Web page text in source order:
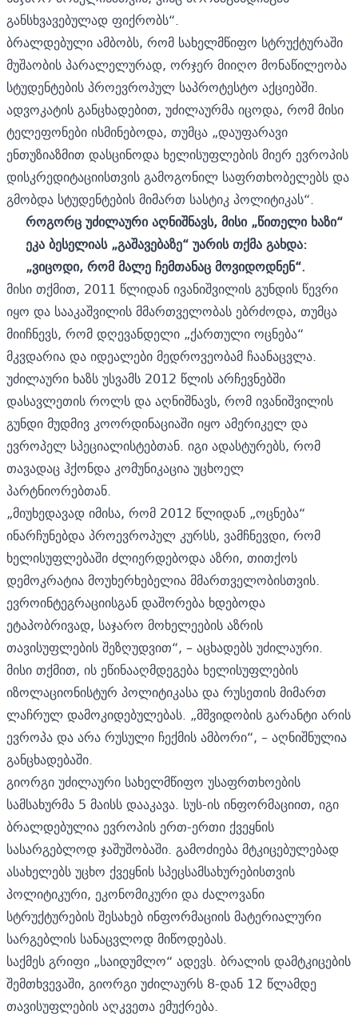
განსხვავებულად ფიქრობს“.
ბრალდებული ამბობს, რომ სახელმწიფო სტრუქტურაში
მუშაობის პარალელურად, ორჯერ მიიღო მონაწილეობა
სტუდენტების პროევროპულ საპროტესტო აქციებში.
ადვოკატის განცხადებით, უძილაურმა იცოდა, რომ მისი
ტელეფონები ისმინებოდა, თუმცა „დაუფარავი
ენთუზიაზმით დასცინოდა ხელისუფლების მიერ ევროპის
დისკრედიტაციისთვის გამოგონილ საფრთხობელებს და
გმობდა სტუდენტების მიმართ სასტიკ პოლიტიკას“.
როგორც უძილაური აღნიშნავს, მისი „წითელი ხაზი“
ეკა ბესელიას „გაშავებაზე“ უარის თქმა გახდა:
„ვიცოდი, რომ მალე ჩემთანაც მოვიდოდნენ“.
მისი თქმით, 2011 წლიდან ივანიშვილის გუნდის წევრი
იყო და სააკაშვილის მმართველობას ებრძოდა, თუმცა
მიიჩნევს, რომ დღევანდელი „ქართული ოცნება“
მკვდარია და იდეალები მედროვეობამ ჩაანაცვლა.
უძილაური ხაზს უსვამს 2012 წლის არჩევნებში
დასავლეთის როლს და აღნიშნავს, რომ ივანიშვილის
გუნდი მუდმივ კოორდინაციაში იყო ამერიკელ და
ევროპელ სპეციალისტებთან. იგი ადასტურებს, რომ
თავადაც ჰქონდა კომუნიკაცია უცხოელ
პარტნიორებთან.
„მიუხედავად იმისა, რომ 2012 წლიდან „ოცნება“
ინარჩუნებდა პროევროპულ კურსს, ვამჩნევდი, რომ
ხელისუფლებაში ძლიერდებოდა აზრი, თითქოს
დემოკრატია მოუხერხებელია მმართველობისთვის.
ევროინტეგრაციისგან დაშორება ხდებოდა
ეტაპობრივად, საჯარო მოხელეების აზრის
თავისუფლების შეზღუდვით“, – აცხადებს უძილაური.
მისი თქმით, ის ეწინააღმდეგება ხელისუფლების
იზოლაციონისტურ პოლიტიკასა და რუსეთის მიმართ
ლაჩრულ დამოკიდებულებას. „მშვიდობის გარანტი არის
ევროპა და არა რუსული ჩექმის ამბორი“, – აღნიშნულია
განცხადებაში.
გიორგი უძილაური სახელმწიფო უსაფრთხოების
სამსახურმა 5 მაისს დააკავა. სუს-ის ინფორმაციით, იგი
ბრალდებულია ევროპის ერთ-ერთი ქვეყნის
სასარგებლოდ ჯაშუშობაში. გამოძიება მტკიცებულებად
ასახელებს უცხო ქვეყნის სპეცსამსახურებისთვის
პოლიტიკური, ეკონომიკური და ძალოვანი
სტრუქტურების შესახებ ინფორმაციის მატერიალური
სარგებლის სანაცვლოდ მიწოდებას.
საქმეს გრიფი „საიდუმლო“ ადევს. ბრალის დამტკიცების
შემთხვევაში, გიორგი უძილაურს 8-დან 12 წლამდე
თავისუფლების აღკვეთა ემუქრება.